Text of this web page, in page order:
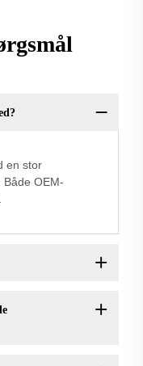
en stor
Både OEM-